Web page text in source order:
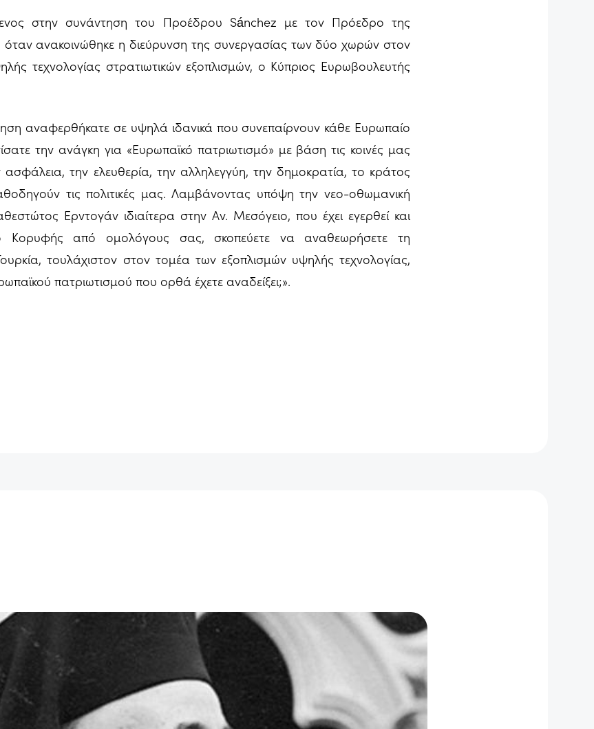
στην συνάντηση του Προέδρου Sánchez με τον Πρόεδρο της
όταν ανακοινώθηκε η διεύρυνση της συνεργασίας των δύο χωρών στον
τεχνολογίας στρατιωτικών εξοπλισμών, ο Κύπριος Ευρωβουλευτής
αναφερθήκατε σε υψηλά ιδανικά που συνεπαίρνουν κάθε Ευρωπαίο
την ανάγκη για «Ευρωπαϊκό πατριωτισμό» με βάση τις κοινές μας
ασφάλεια, την ελευθερία, την αλληλεγγύη, την δημοκρατία, το κράτος
τις πολιτικές μας. Λαμβάνοντας υπόψη την νεο-οθωμανική
Ερντογάν ιδιαίτερα στην Αν. Μεσόγειο, που έχει εγερθεί και
Κορυφής από ομολόγους σας, σκοπεύετε να αναθεωρήσετε τη
τουλάχιστον στον τομέα των εξοπλισμών υψηλής τεχνολογίας,
πατριωτισμού που ορθά έχετε αναδείξει;».